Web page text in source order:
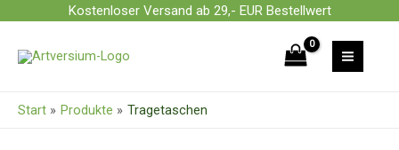
Kostenloser Versand ab 29,- EUR Bestellwert
springen
Start Produkte Tragetaschen
Beliebtheit